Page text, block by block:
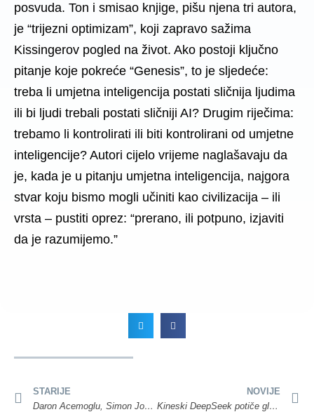
posvuda. Ton i smisao knjige, pišu njena tri autora,
je “trijezni optimizam”, koji zapravo sažima
Kissingerov pogled na život. Ako postoji ključno
pitanje koje pokreće “Genesis”, to je sljedeće:
treba li umjetna inteligencija postati sličnija ljudima
ili bi ljudi trebali postati sličniji AI? Drugim riječima:
trebamo li kontrolirati ili biti kontrolirani od umjetne
inteligencije? Autori cijelo vrijeme naglašavaju da
je, kada je u pitanju umjetna inteligencija, najgora
stvar koju bismo mogli učiniti kao civilizacija – ili
vrsta – pustiti oprez: “prerano, ili potpuno, izjaviti
da je razumijemo.”
STARIJE
Daron Acemoglu, Simon Johnson i James A. Robinson dobitnici nagrade Sveriges Riksbank za ekonomske znanosti
NOVIJE
Kineski DeepSeek potiče globalnu rasprodaju dionica povezanih s umjetnom inteligencijom